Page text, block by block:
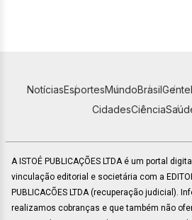
NotíciasEsportesMundoBrasilGente
CidadesCiência
A ISTOÉ PUBLICAÇÕES LTDA é um portal
vinculação editorial e societária com a
PUBLICACÕES LTDA (recuperação judicial).
realizamos cobranças e que também não